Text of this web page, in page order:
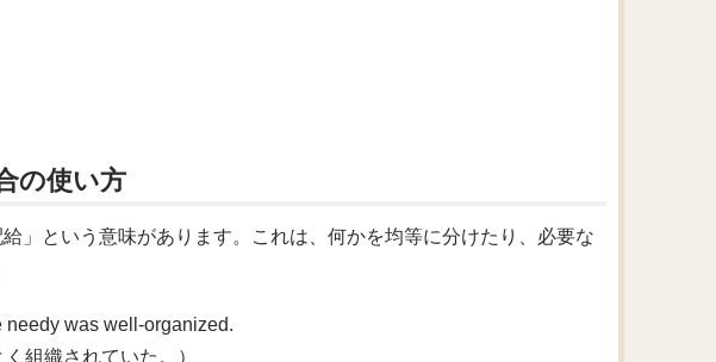
の使い方
」という意味があります。これは、何かを均等に分けたり、必要な
needy was well-organized.
組織されていた。）